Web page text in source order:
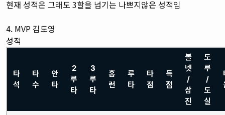
현재 성적은 그래도 3할을 넘기는 나쁘지않은 성적임
4. MVP 김도영
성적
타
석
타
수
안
타
2
루
타
3
루
타
홈
런
루
타
타
점
득
점
볼
넷
/
삼
진
도
루
/
도
실